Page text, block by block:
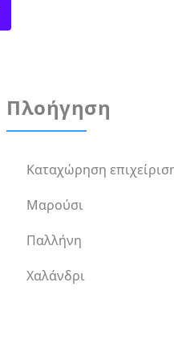
Πλοήγηση
Καταχώρηση
Μαρούσι
Παλλήνη
Χαλάνδρι